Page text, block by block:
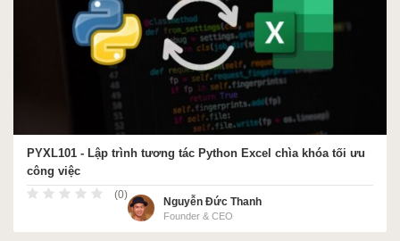
PYXL101 - Lập trình tương tác Python Excel chìa khóa tối ưu
công việc
(0)
Nguyễn Đức Thanh
Founder & CEO